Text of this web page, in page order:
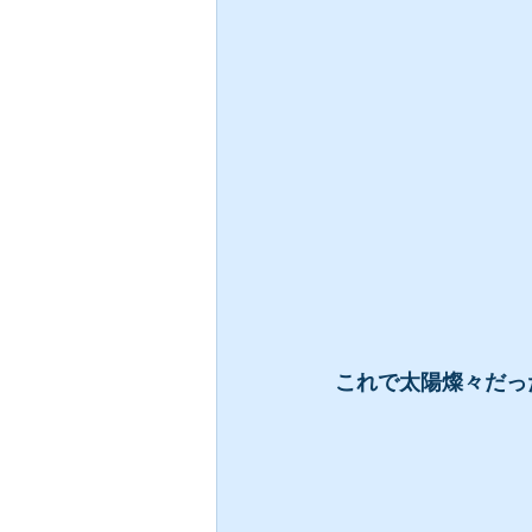
これで太陽燦々だっ